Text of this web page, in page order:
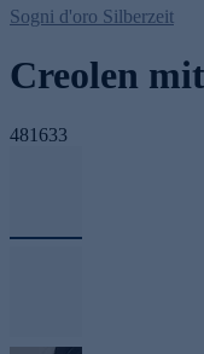
Sogni d'oro Silberzeit
Creolen
481633